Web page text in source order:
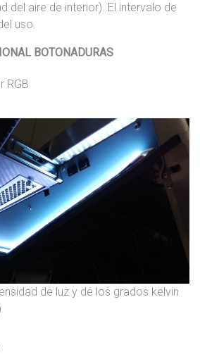
del aire de interior). El intervalo de
uso.
BOTONADURAS
RGB
de luz y de los grados kelvin